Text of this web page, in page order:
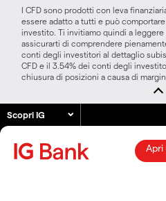
I CFD sono prodotti con leva
essere adatto a tutti e può
investito. Ti invitiamo quindi a leggere
assicurarti di comprendere
conti degli investitori al dettaglio
CFD e il 3.54% dei conti degli
chiusura di posizioni a causa di
Scopri IG
Apri